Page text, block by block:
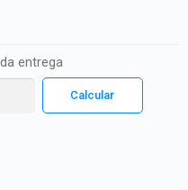
entrega